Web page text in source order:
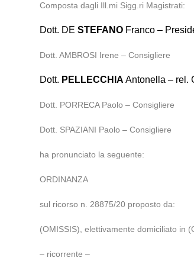
Composta dagli Ill.mi Sigg.ri Magistrati:
Dott. DESTEFANO Franco –
Dott. AMBROSI Irene – Consigliere
Dott. PELLECCHIA Antonella – rel.
Dott. PORRECA Paolo – Consigliere
Dott. SPAZIANI Paolo – Consigliere
ha pronunciato la seguente:
ORDINANZA
sul ricorso n. 28875/20 proposto da:
(OMISSIS), elettivamente domiciliato in
– ricorrente –